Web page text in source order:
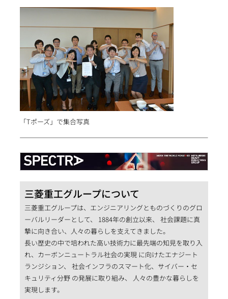
「Tポーズ」で集合写真
三菱重工グループについて
三菱重工グループは、エンジニアリングとものづくりのグロ
ーバルリーダーとして、 1884年の創立以来、 社会課題に真
摯に向き合い、人々の暮らしを支えてきました。
長い歴史の中で培われた高い技術力に最先端の知見を取り入
れ、カーボンニュートラル社会の実現 に向けたエナジート
ランジション、 社会インフラのスマート化、サイバー・セ
キュリティ分野 の発展に取り組み、 人々の豊かな暮らしを
実現します。